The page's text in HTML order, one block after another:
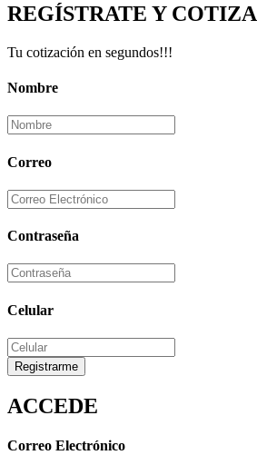
REGÍSTRATE Y COTIZA
Tu cotización en segundos!!!
Nombre
Correo
Contraseña
Celular
Registrarme
ACCEDE
Correo Electrónico